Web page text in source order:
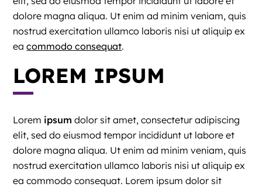
dolore magna aliqua. Ut enim ad minim veniam, quis
nostrud exercitation ullamco laboris nisi ut aliquip ex
eacommodo consequat.
LOREM IPSUM
Lorem ipsum dolor sit amet, consectetur adipiscing
elit, sed do eiusmod tempor incididunt ut labore et
dolore magna aliqua. Ut enim ad minim veniam, quis
nostrud exercitation ullamco laboris nisi ut aliquip ex
ea commodo consequat. Lorem ipsum dolor sit